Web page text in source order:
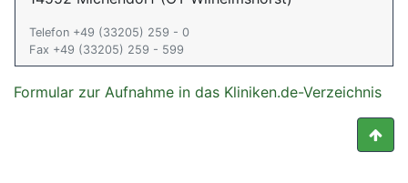
Telefon +49 (33205) 259 - 0
Fax +49 (33205) 259 - 599
Formular zur Aufnahme in das Kliniken.de-Verzeichnis